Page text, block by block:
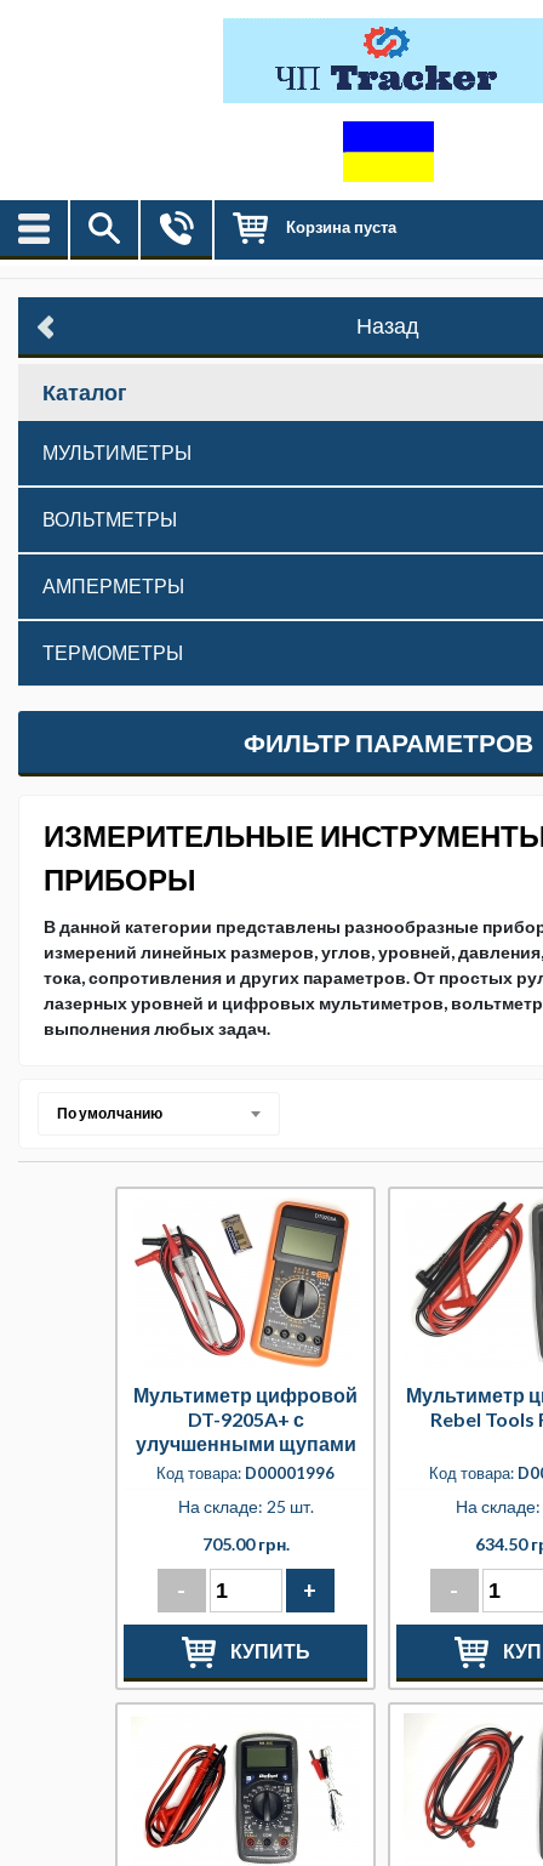
Корзина пуста
Назад
Каталог
МУЛЬТИМЕТРЫ
ВОЛЬТМЕТРЫ
АМПЕРМЕТРЫ
ТЕРМОМЕТРЫ
ФИЛЬТР ПАРАМЕТРОВ
ИЗМЕРИТЕЛЬНЫЕ
ПРИБОРЫ
В данной категории представлены разнообразные
измерений линейных размеров, углов, уровней,
тока, сопротивления и других параметров. От простых
лазерных уровней и цифровых мультиметров,
выполнения любых задач.
По умолчанию
Мультиметр цифровой
DT-9205A+ с
улучшенными щупами
Код товара: D00001996
На складе: 25 шт.
705.00 грн.
- +
КУПИТЬ
Мультиметр
Rebel Tools
Код товара:
На
634.50
-